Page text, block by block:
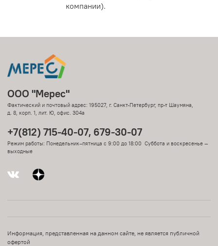
компании).
ООО "Мерес"
Фактический и почтовый адрес: 195027, г. Санкт-Петербург, пр-т Шаумяна,
д. 8, корп. 1, лит. Ю, офис. 304а
+7(812) 715-40-07, 679-30-07
Режим работы: Понедельник–пятница с 9:00 до 18:00 Суббота и воскресенье —
выходные
Информация, представленная на данном сайте, не является публичной
офертой